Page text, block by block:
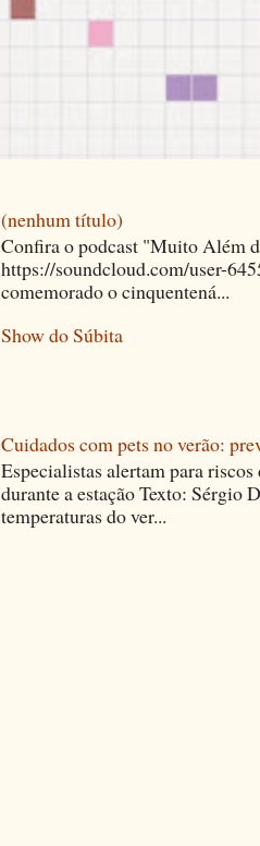
(nenhum título)
Confira o podcast "Muito Além
https://soundcloud.com/user-
comemorado o cinquentená...
Show do Súbita
Cuidados com pets no verão:
Especialistas alertam para
durante a estação Texto: Sérgio
temperaturas do ver...